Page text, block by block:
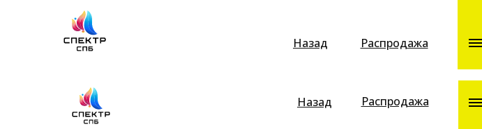
Назад Распродажа
Назад Распродажа